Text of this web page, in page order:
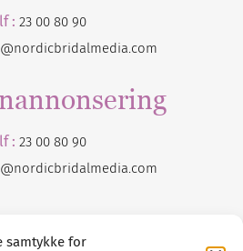
samtykke for
: 23 00 80 90
: 23 00 80 90
nordicbridalmedia.com